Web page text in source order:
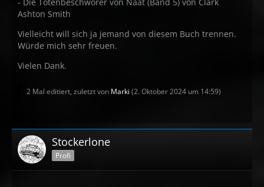
Ashton Smith
Vielleicht will sich ja jemand von diesem Buch trennen.
Würde mich sehr freuen.
Vielen Dank.
2 Mal editiert, zuletzt von Marki (2. Oktober 2024 um 14:59)
Stockerlone
Profi